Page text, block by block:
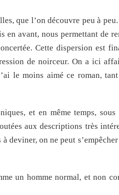
que l’on découvre peu à
en avant, nous permettant de
Cette dispersion est
de noirceur. On a ici
le moins aimé ce roman,
et en même temps, sous
aux descriptions très
deviner, on ne peut
un homme normal, et non